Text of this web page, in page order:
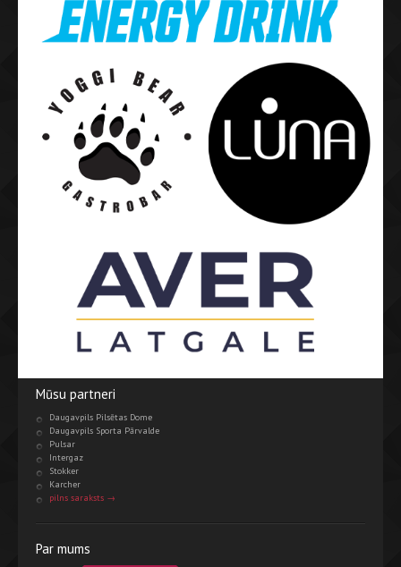
Mūsu partneri
Daugavpils Pilsētas Dome
Daugavpils Sporta Pārvalde
Pulsar
Intergaz
Stokker
Karcher
pilns saraksts →
Par mums